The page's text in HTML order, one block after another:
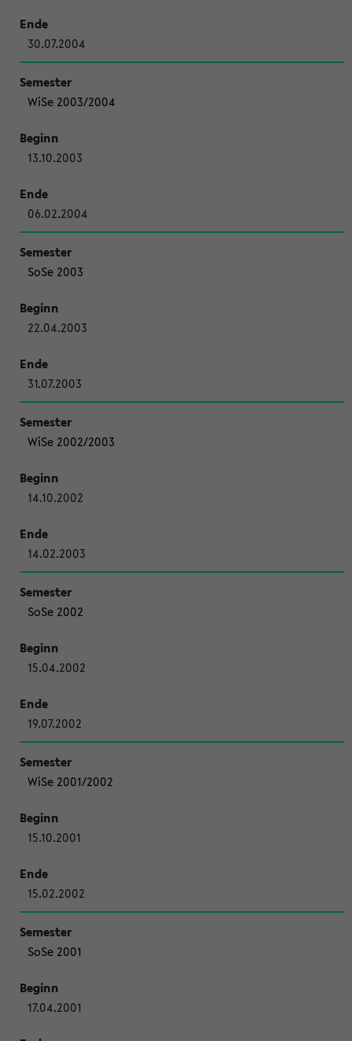
30.07.2004
WiSe 2003/2004
13.10.2003
06.02.2004
SoSe 2003
22.04.2003
31.07.2003
WiSe 2002/2003
14.10.2002
14.02.2003
SoSe 2002
15.04.2002
19.07.2002
WiSe 2001/2002
15.10.2001
15.02.2002
SoSe 2001
17.04.2001